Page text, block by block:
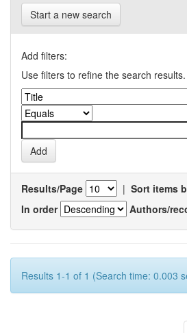
Start a new search
Add filters:
Use filters to refine the search results.
Results/Page | Sort items
In order
Authors/
Results 1-1 of 1 (Search time: 0.003